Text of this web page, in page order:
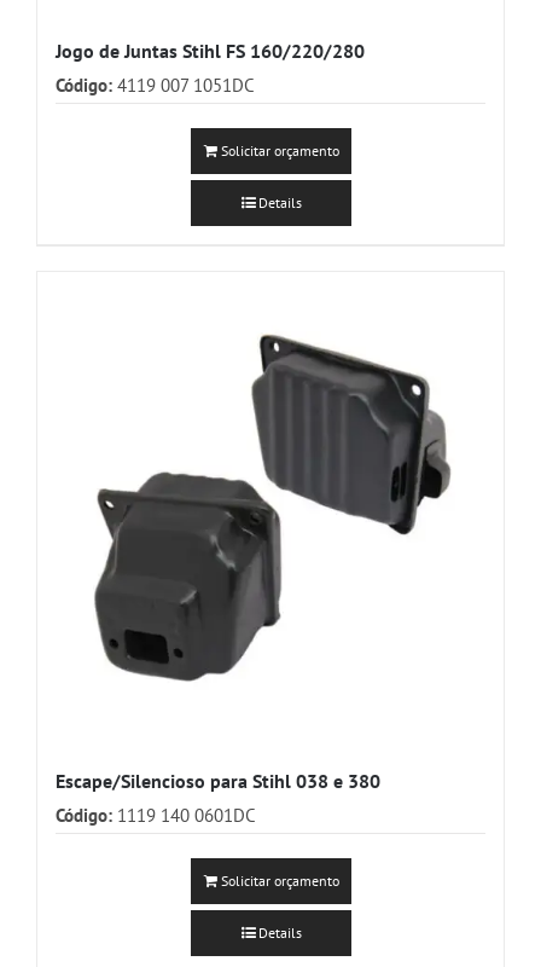
Jogo de Juntas Stihl FS 160/220/280
Código: 4119 007 1051DC
Solicitar orçamento
Details
Escape/Silencioso para Stihl 038 e 380
Código: 1119 140 0601DC
Solicitar orçamento
Details